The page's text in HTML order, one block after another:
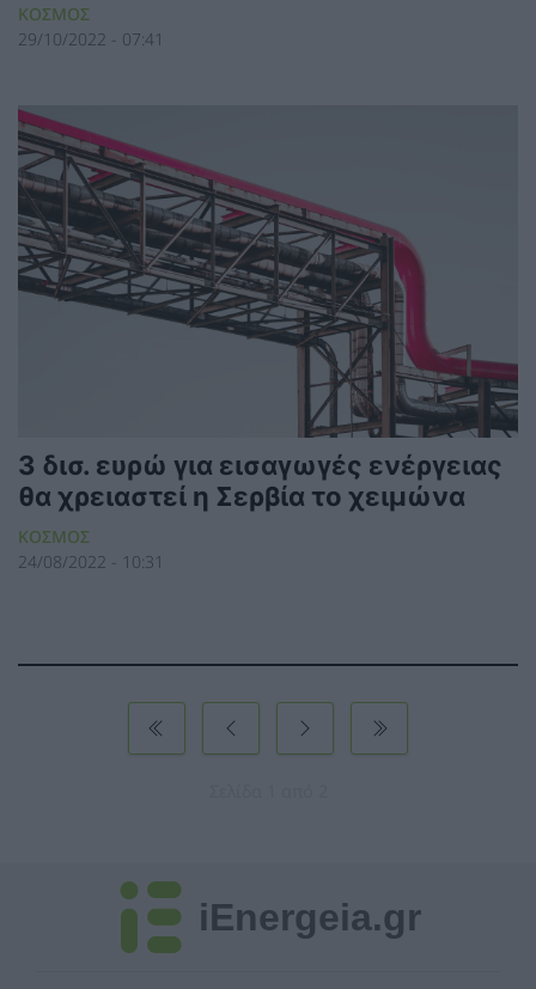
ΚΟΣΜΟΣ
29/10/2022 - 07:41
3 δισ. ευρώ για εισαγωγές ενέργειας
θα χρειαστεί η Σερβία το χειμώνα
ΚΟΣΜΟΣ
24/08/2022 - 10:31
iEnergeia.gr